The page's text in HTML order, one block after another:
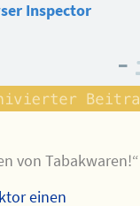
Inspector
–
von Tabakwaren!“
einen